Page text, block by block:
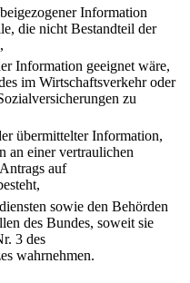
Information
die nicht Bestandteil der
Information geeignet wäre,
im Wirtschaftsverkehr oder
zu
übermittelter Information,
an einer vertraulichen
auf
sowie den Behörden
des Bundes, soweit sie
3 des
wahrnehmen.